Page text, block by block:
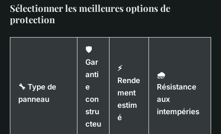
Sélectionner les meilleures options de
protection
🔧 Type de
panneau
🛡️
Gar
anti
e
con
stru
cteu
⚡
Rende
ment
estim
é
🌧️
Résistance
aux
intempéries